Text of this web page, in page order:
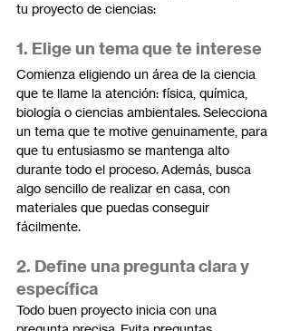
tu proyecto de ciencias:
1. Elige un tema que te interese
Comienza eligiendo un área de la ciencia
que te llame la atención: física, química,
biología o ciencias ambientales. Selecciona
un tema que te motive genuinamente, para
que tu entusiasmo se mantenga alto
durante todo el proceso. Además, busca
algo sencillo de realizar en casa, con
materiales que puedas conseguir
fácilmente.
2. Define una pregunta clara y
específica
Todo buen proyecto inicia con una